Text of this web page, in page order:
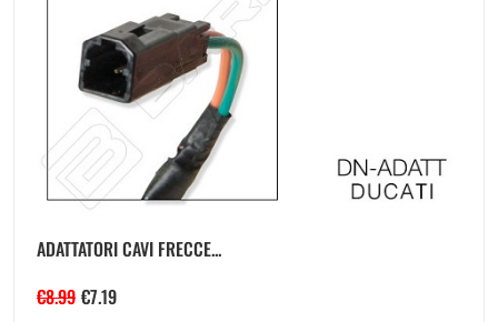
ADATTATORI CAVI FRECCE...
€8.99 €7.19